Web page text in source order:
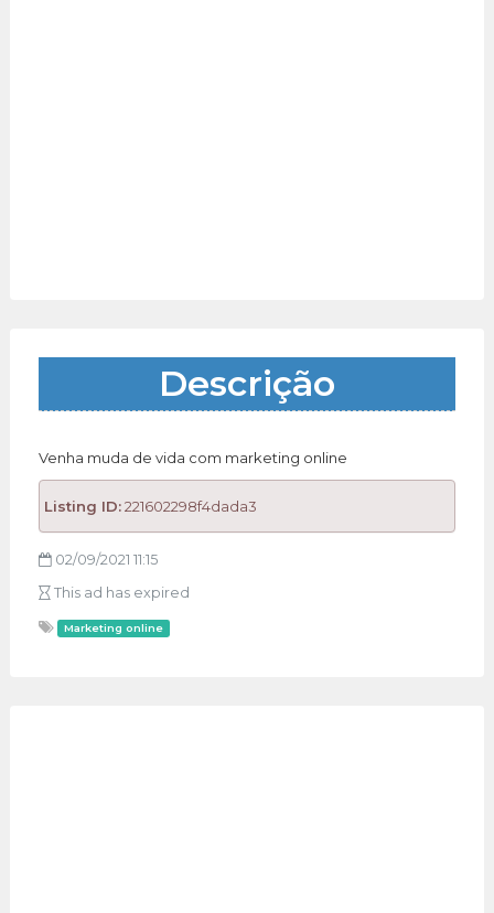
Descrição
Venha muda de vida com marketing online
Listing ID:221602298f4dada3
02/09/2021 11:15
This ad has expired
Marketing online